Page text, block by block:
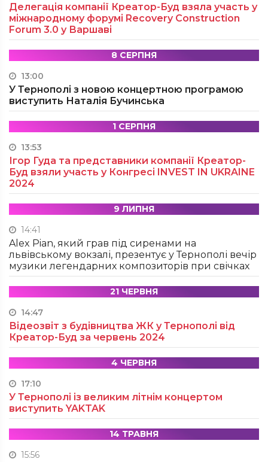
Делегація компанії Креатор-Буд взяла участь у
міжнародному форумі Recovery Construction
Forum 3.0 у Варшаві
8 СЕРПНЯ
13:00
У Тернополі з новою концертною програмою
виступить Наталія Бучинська
1 СЕРПНЯ
13:53
Ігор Гуда та представники компанії Креатор-
Буд взяли участь у Конгресі INVEST IN UKRAINE
2024
9 ЛИПНЯ
14:41
Alex Pian, який грав під сиренами на
львівському вокзалі, презентує у Тернополі вечір
музики легендарних композиторів при свічках
21 ЧЕРВНЯ
14:47
Відеозвіт з будівництва ЖК у Тернополі від
Креатор-Буд за червень 2024
4 ЧЕРВНЯ
17:10
У Тернополі із великим літнім концертом
виступить YAKTAK
14 ТРАВНЯ
15:56